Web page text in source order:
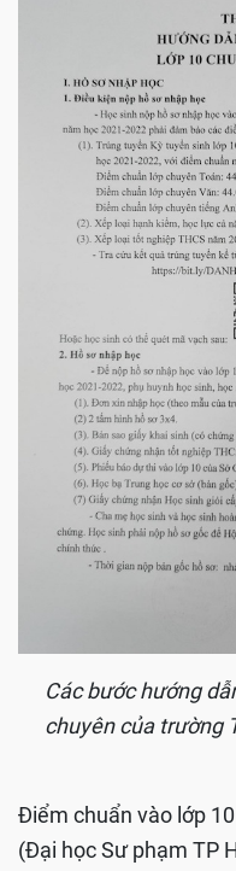
Các bước hướng
chuyên của trường
Điểm chuẩn vào lớp
(Đại học Sư phạm TP